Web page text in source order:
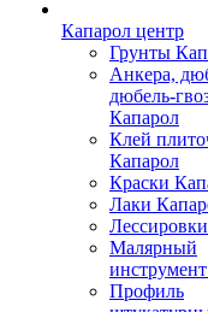
Капарол центр
Грунты
Анкера,
дюбель-
Капарол
Клей
Капарол
Краски
Лаки
Малярный
Профиль